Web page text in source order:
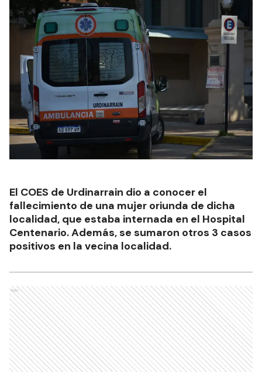
El COES de Urdinarrain dio a conocer el
fallecimiento de una mujer oriunda de dicha
localidad, que estaba internada en el Hospital
Centenario. Además, se sumaron otros 3 casos
positivos en la vecina localidad.
Ads